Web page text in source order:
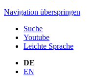
Navigation überspringen
Suche
Youtube
Leichte Sprache
DE
EN